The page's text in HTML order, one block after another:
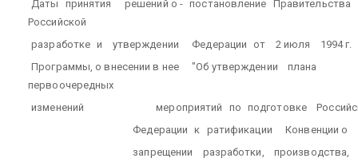
Даты принятия решений о - постановление Правительства
Российской
разработке и утверждении Федерации от 2 июля
1994 г.
Программы, о внесении в нее
"Об утверждении
плана
первоочередных
изменений
мероприятий по подготовке
Федерации
к ратификации
Конвенции о
запрещении
разработки,
производства,